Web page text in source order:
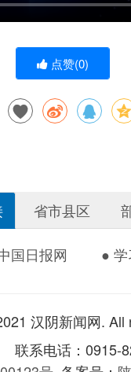
点赞(0)
省市县区
国日报网 ●
汉阴新闻网. All
联系电话：